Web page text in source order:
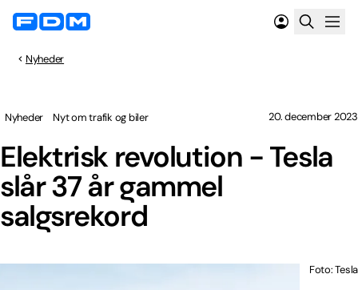
Nyheder
Elektrisk revolution - Tesla
slår 37 år gammel
salgsrekord
Nyheder Nyt om trafik og biler 20. december 2023
Foto: Tesla